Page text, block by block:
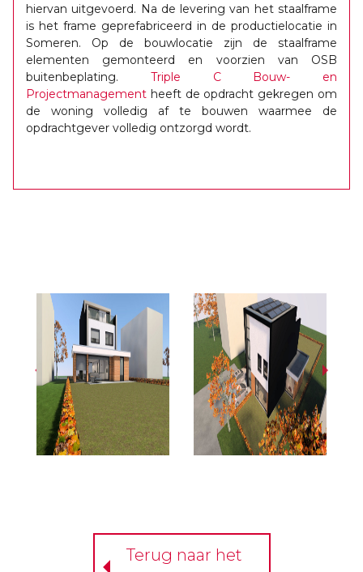
hiervan uitgevoerd. Na de levering van het staalframe
is het frame geprefabriceerd in de productielocatie in
Someren. Op de bouwlocatie zijn de staalframe
elementen gemonteerd en voorzien van OSB
buitenbeplating. Triple C Bouw- en
Projectmanagement heeft de opdracht gekregen om
de woning volledig af te bouwen waarmee de
opdrachtgever volledig ontzorgd wordt.
Terug naar het